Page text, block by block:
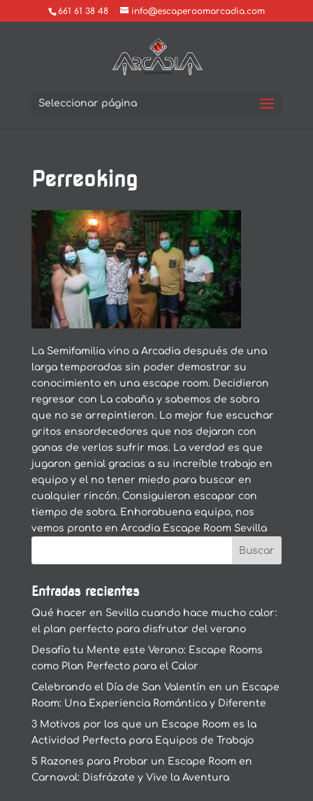
661 61 38 48 info@escaperoomarcadia.com
Seleccionar página
Perreoking
La Semifamilia vino a Arcadia después de una
larga temporadas sin poder demostrar su
conocimiento en una escape room. Decidieron
regresar con La cabaña y sabemos de sobra
que no se arrepintieron. Lo mejor fue escuchar
gritos ensordecedores que nos dejaron con
ganas de verlos sufrir mas. La verdad es que
jugaron genial gracias a su increíble trabajo en
equipo y el no tener miedo para buscar en
cualquier rincón. Consiguieron escapar con
tiempo de sobra. Enhorabuena equipo, nos
vemos pronto en Arcadia Escape Room Sevilla
Entradas recientes
Qué hacer en Sevilla cuando hace mucho calor:
el plan perfecto para disfrutar del verano
Desafía tu Mente este Verano: Escape Rooms
como Plan Perfecto para el Calor
Celebrando el Día de San Valentín en un Escape
Room: Una Experiencia Romántica y Diferente
3 Motivos por los que un Escape Room es la
Actividad Perfecta para Equipos de Trabajo
5 Razones para Probar un Escape Room en
Carnaval: Disfrázate y Vive la Aventura